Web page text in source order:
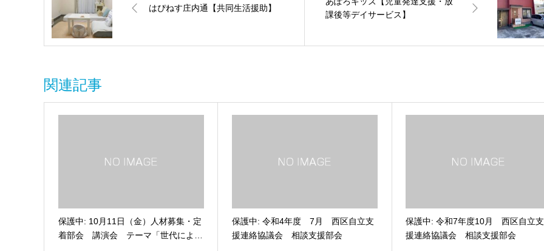
はぴねす庄内通【共同生活援助】
課後等デイサービス】
関連記事
保護中: 10月11日（金）人材募集・定
着部会 講演会 テーマ「世代によ…
保護中: 令和4年度 7月 西区自立支
援連絡協議会 相談支援部会
保護中: 令和7年度10月 西区自立支
援連絡協議会 相談支援部会